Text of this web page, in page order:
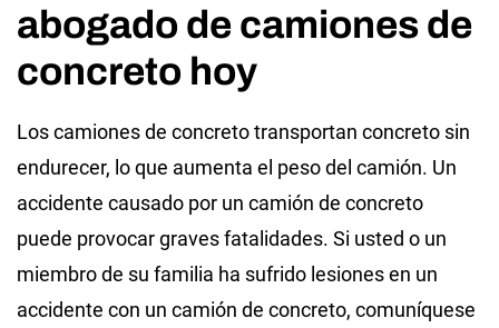
abogado de camiones de
concreto hoy
Los camiones de concreto transportan concreto sin
endurecer, lo que aumenta el peso del camión. Un
accidente causado por un camión de concreto
puede provocar graves fatalidades. Si usted o un
miembro de su familia ha sufrido lesiones en un
accidente con un camión de concreto, comuníquese